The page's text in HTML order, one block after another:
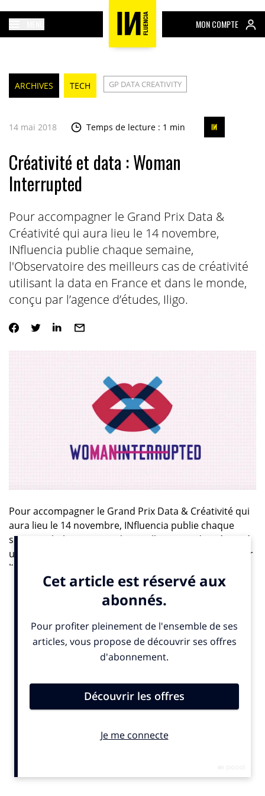
MON COMPTE
ARCHIVES TECH GP DATA CREATIVITY
14 mai 2018 Temps de lecture : 1 min
Créativité et data : Woman
Interrupted
Pour accompagner le Grand Prix Data &
Créativité qui aura lieu le 14 novembre,
INfluencia publie chaque semaine,
l'Observatoire des meilleurs cas de créativité
utilisant la data en France et dans le monde,
conçu par l’agence d’études, Iligo.
Pour accompagner le Grand Prix Data & Créativité qui
aura lieu le 14 novembre, INfluencia publie chaque
semaine, l’Observatoire des meilleurs cas de créativité
utilisant la data en France et dans le monde, conçu par
l’agence d’études, Iligo.
« De plus en plus, la technologie rejoint le territoire de
la communication. Une multitude d’initiatives sont
prises par de nombreux acteurs reliant l’univers de la
data et l’univers de la communication. Nous avons fait
le choix de créer cet observatoire afin d’observer, de
comprendre et d’analyser comment les marques, les
donnée au service de la créativité, de l’efficacité et de
l’expérience clients », explique Olivier Goulet, Président
observatoire international, ouvert et subjectif, alimenté